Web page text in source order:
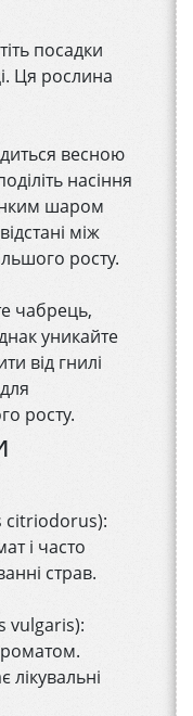
посадки
Ця рослина
весною
насіння
шаром
між
росту.
чабрець,
уникайте
від гнилі
росту.
citriodorus):
і часто
страв.
vulgaris):
лікувальні